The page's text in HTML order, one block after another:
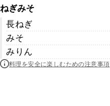
ねぎみそ
長ねぎ
みそ
みりん
料理を安全に楽しむための注意事項